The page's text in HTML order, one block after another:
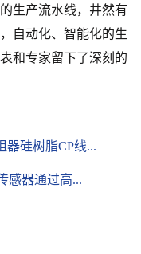
生产流水线，井然有
自动化、智能化的生
和专家留下了深刻的
器硅树脂CP线...
感器通过高...